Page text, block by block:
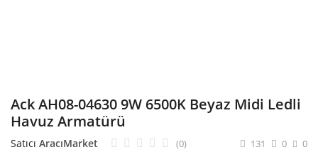
Ack AH08-04630 9W 6500K Beyaz Midi Ledli
Havuz Armatürü
Satıcı AracıMarket 0
(0) 0
131